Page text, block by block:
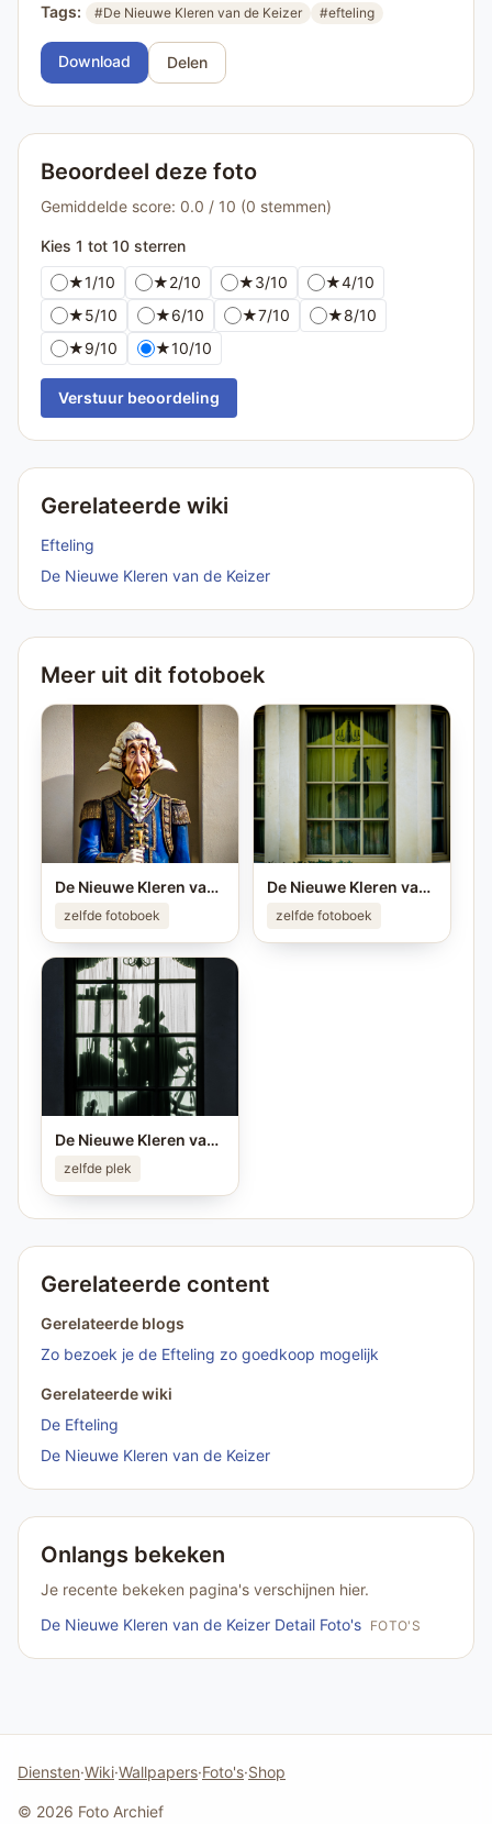
Tags:
#De Nieuwe Kleren van de Keizer #efteling
Download Delen
Beoordeel deze foto
Gemiddelde score: 0.0 / 10 (0 stemmen)
Kies 1 tot 10 sterren
★1/10 ★2/10 ★3/10 ★4/10
★5/10 ★6/10 ★7/10 ★8/10
★9/10 ★10/10
Verstuur beoordeling
Gerelateerde wiki
Efteling
De Nieuwe Kleren van de Keizer
Meer uit dit fotoboek
De Nieuwe Kleren van de Keizer
zelfde fotoboek
De Nieuwe Kleren van de Keizer
zelfde fotoboek
De Nieuwe Kleren van de Keizer
zelfde plek
Gerelateerde content
Gerelateerde blogs
Zo bezoek je de Efteling zo goedkoop mogelijk
Gerelateerde wiki
De Efteling
De Nieuwe Kleren van de Keizer
Onlangs bekeken
Je recente bekeken pagina's verschijnen hier.
De Nieuwe Kleren van de Keizer Detail Foto's FOTO'S
Diensten·Wiki·Wallpapers·Foto's·Shop
© 2026 Foto Archief